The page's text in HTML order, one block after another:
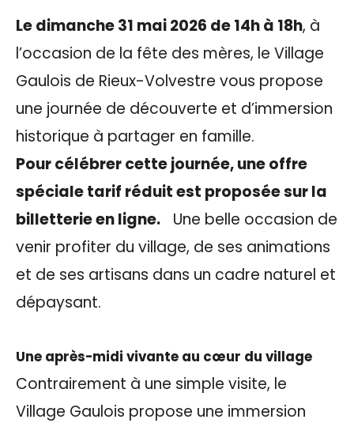
Le dimanche 31 mai 2026 de 14h à 18h, à
l’occasion de la fête des mères, le Village
Gaulois de Rieux-Volvestre vous propose
une journée de découverte et d’immersion
historique à partager en famille.
Pour célébrer cette journée, une offre
spéciale tarif réduit est proposée sur la
billetterie en ligne. Une belle occasion de
venir profiter du village, de ses animations
et de ses artisans dans un cadre naturel et
dépaysant.
Une après-midi vivante au cœur du village
Contrairement à une simple visite, le
Village Gaulois propose une immersion